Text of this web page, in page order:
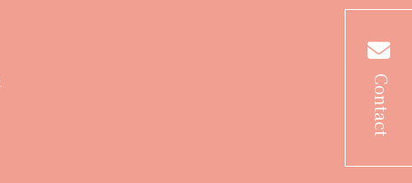
Contact